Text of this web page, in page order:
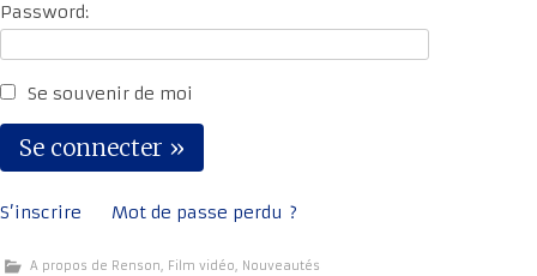
Password:
Se souvenir de moi
S’inscrire Mot de passe perdu ?
A propos de Renson, Film vidéo, Nouveautés